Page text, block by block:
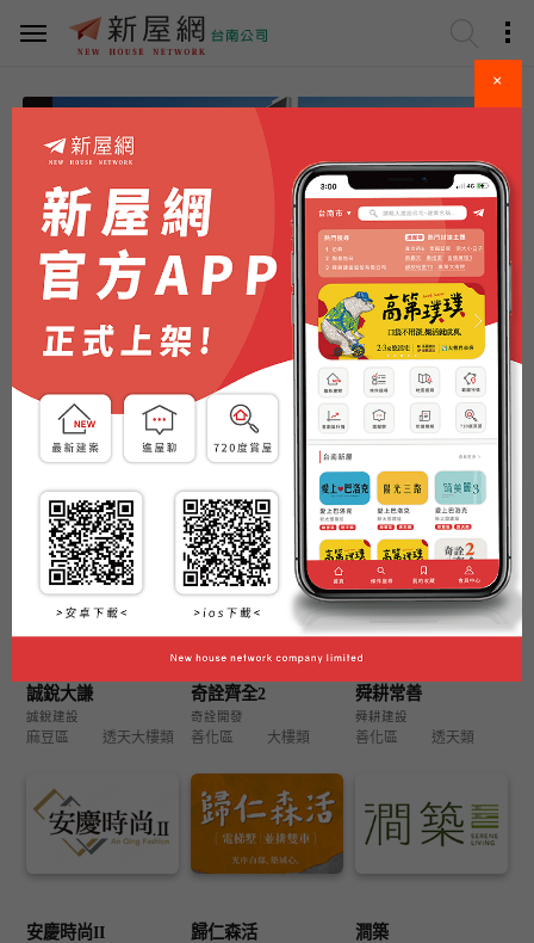
請選擇區域 看更多..
誠銳大謙
誠銳建設
麻豆區 透天大樓類
奇詮齊全2
奇詮開發
善化區 大樓類
舜耕常善
舜耕建設
善化區 透天類
安慶時尚II 歸仁森活 澗築
×